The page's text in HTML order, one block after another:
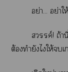
อย่า... อย่า
สวรรค์! ถ้า
ต้องทำยังไให้เ